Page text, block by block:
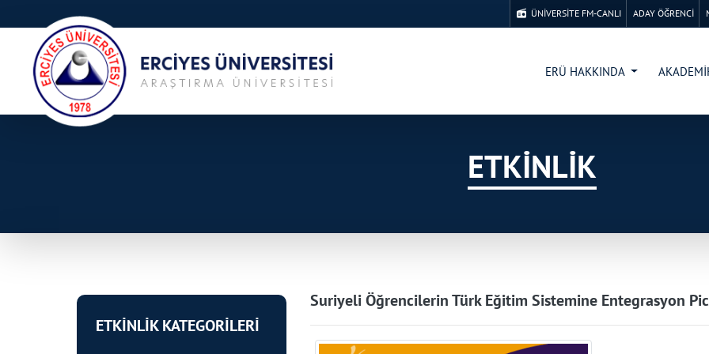
ÜNİVERSİTE FM-CANLI ADAY ÖĞRENCİ
ERÜ HAKKINDA
ETKİNLİK
ETKİNLİK KATEGORİLERİ
Suriyeli Öğrencilerin Türk Eğitim Sistemine Entegrasyon